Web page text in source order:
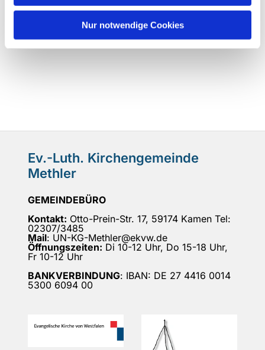
Nur notwendige Cookies
Ev.-Luth. Kirchengemeinde
Methler
GEMEINDEBÜRO
Kontakt: Otto-Prein-Str. 17, 59174 Kamen Tel:
02307/3485
Mail: UN-KG-Methler@ekvw.de
Öffnungszeiten: Di 10-12 Uhr, Do 15-18 Uhr,
Fr 10-12 Uhr
BANKVERBINDUNG: IBAN: DE 27 4416 0014
5300 6094 00